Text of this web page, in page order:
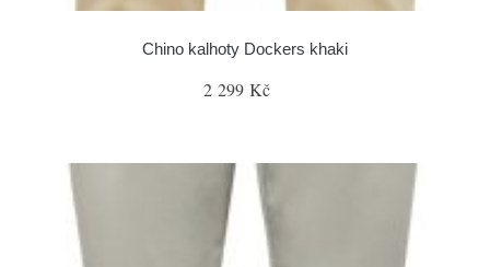
Chino kalhoty Dockers khaki
2 299 Kč